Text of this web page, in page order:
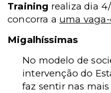
Training realiza dia
concorra a uma
Migalhíssimas
No modelo de
intervenção do
faz sentir nas mais